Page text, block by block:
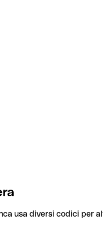
usa diversi codici per